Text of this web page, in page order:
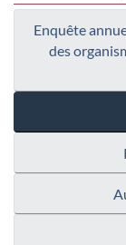
Enquête
des